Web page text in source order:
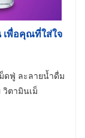
เพื่อคุณที่ใส่ใจ
ดฟู่ ละลายน้ำดื่ม
วิตามินเม็